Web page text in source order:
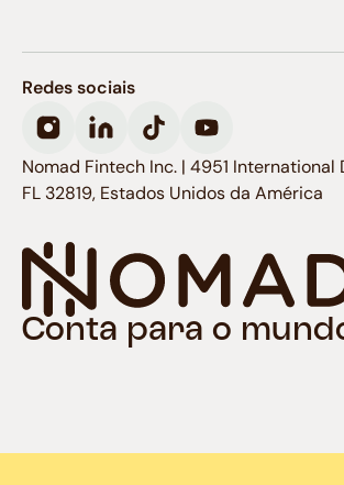
Conta para o
Redes sociais
Nomad Fintech Inc. | 4951 International
FL 32819, Estados Unidos da América